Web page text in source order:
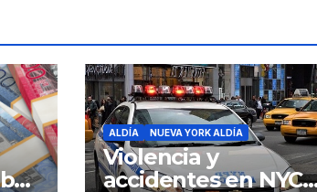
ALDÍA NUEVA YORK ALDÍA
Violencia y
accidentes en NYC